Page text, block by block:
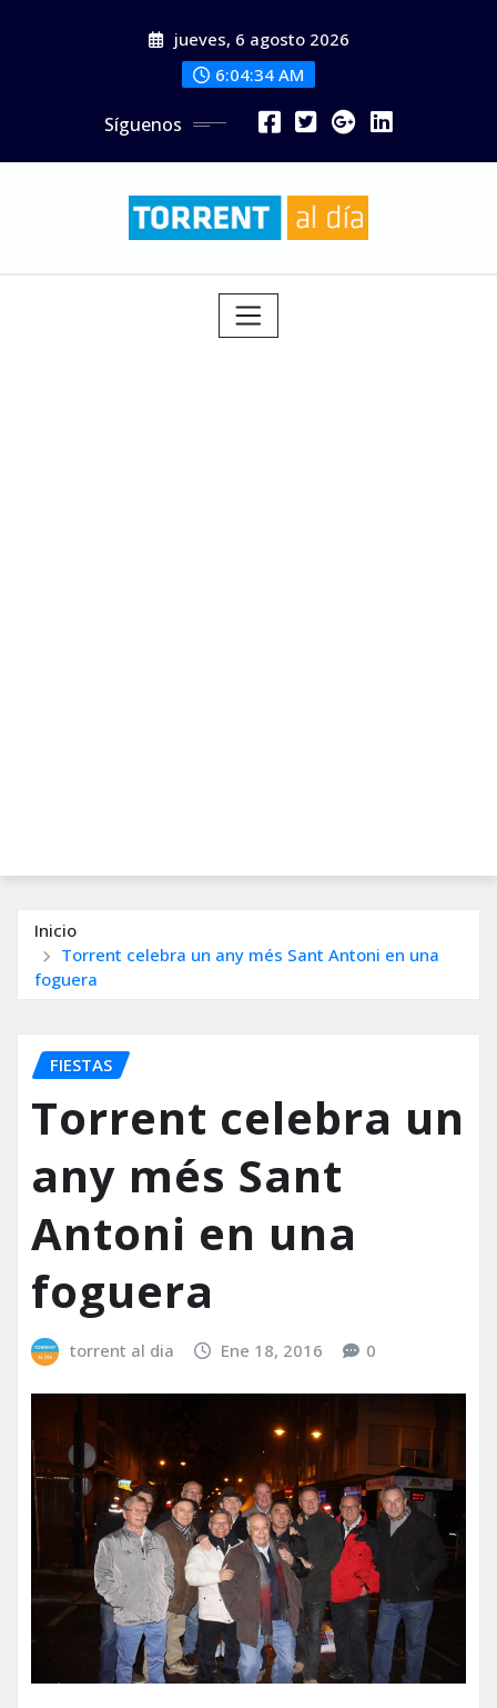
jueves, 6 agosto 2026
6:04:35 AM
Síguenos
Inicio
Torrent celebra un any més Sant Antoni en una
foguera
FIESTAS
Torrent celebra un
any més Sant
Antoni en una
foguera
torrent al dia Ene 18, 2016 0